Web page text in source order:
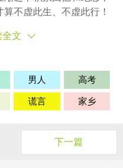
不虚此生、不虚此行！
全文
男人 高考
谎言 家乡
下一篇